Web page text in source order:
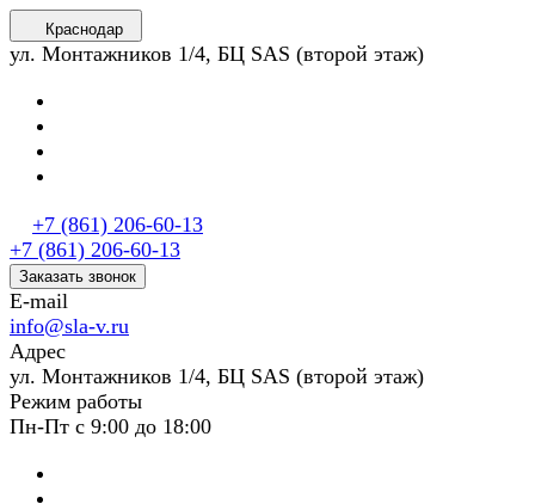
Краснодар
ул. Монтажников 1/4, БЦ SAS (второй этаж)
+7 (861) 206-60-13
+7 (861) 206-60-13
Заказать звонок
E-mail
info@sla-v.ru
Адрес
ул. Монтажников 1/4, БЦ SAS (второй этаж)
Режим работы
Пн-Пт с 9:00 до 18:00